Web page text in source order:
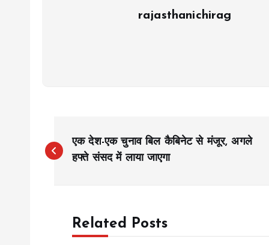
rajasthanichirag
o
एक देश-एक चुनाव बिल कैबिनेट से मंजूर, अगले
हफ्ते संसद में लाया जाएगा
Related Posts